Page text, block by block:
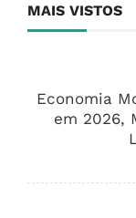
MAIS VISTOS
Economia
em 2026,